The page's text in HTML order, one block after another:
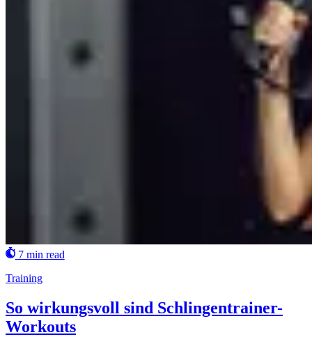
7 min read
Training
So wirkungsvoll sind Schlingentrainer-
Workouts